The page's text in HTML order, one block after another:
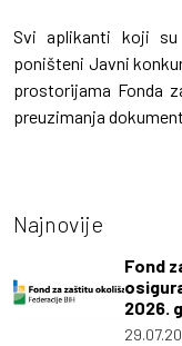
Svi aplikanti koji su
poništeni Javni
prostorijama Fonda
preuzimanja
Najnovije
Fond
2026.